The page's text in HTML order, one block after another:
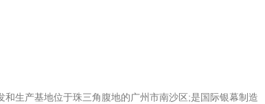
生产基地位于珠三角腹地的广州市南沙区;是国际银幕制造